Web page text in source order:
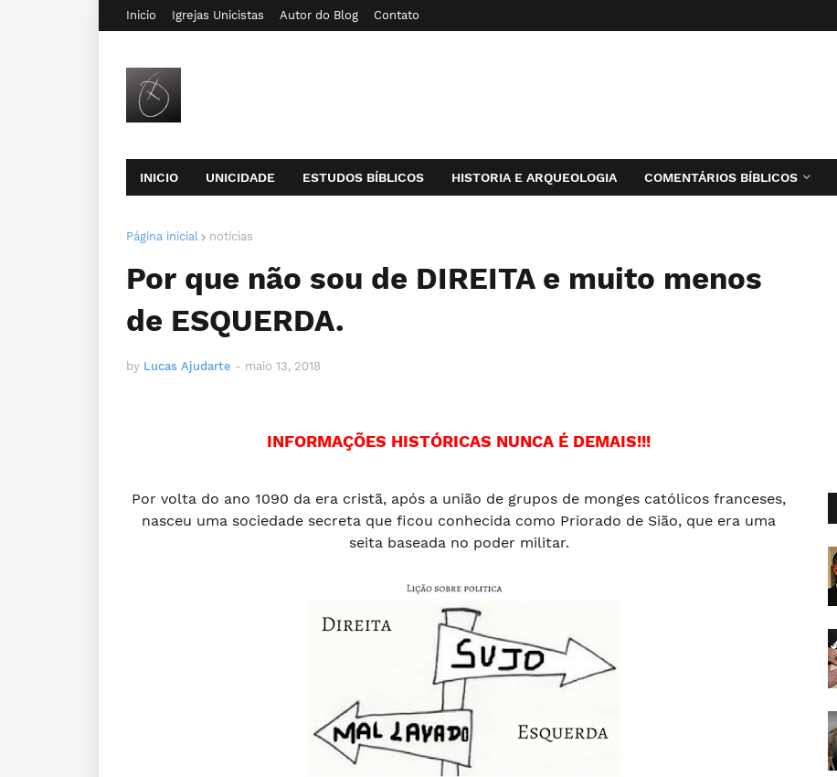
Inicio Igrejas Unicistas Autor do Blog Contato
INICIO UNICIDADE ESTUDOS BÍBLICOS HISTORIA E ARQUEOLOGIA COMENTÁRIOS BÍBLICOS
Página inicial noticias
Por que não sou de DIREITA e muito menos
de ESQUERDA.
by Lucas Ajudarte - maio 13, 2018
INFORMAÇÕES HISTÓRICAS NUNCA É DEMAIS!!!
Por volta do ano 1090 da era cristã, após a união de grupos de monges católicos franceses,
nasceu uma sociedade secreta que ficou conhecida como Priorado de Sião, que era uma
seita baseada no poder militar.